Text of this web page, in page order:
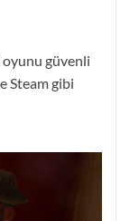
güvenli
Steam gibi